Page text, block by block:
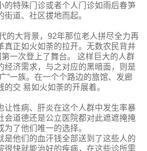
的特殊门诊或者个人门诊如雨后春笋
道、社区拔地而起。
的大背景，92年那位老人拼尽全力再
真正如火如荼的拉开。无数农民背井
第一次登上了舞台。 这样巨大的人群
经济需求，与之对应的黑暗面，则是
”一族。在一个个路边的旅馆、发廊
交 易如火如荼的开展着。
让性病、肝炎在这个人群中发生率暴
会道德还是公立医院都对此遮遮掩掩
了他们唯一的选择。
是他们的血汗钱全部送到了这些人的
很快就能治好的疾病，在这些诊所需